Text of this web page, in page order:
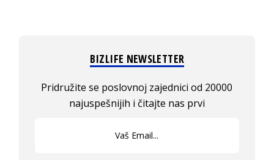
BIZLIFE NEWSLETTER
Pridružite se poslovnoj zajednici od 20000
najuspešnijih i čitajte nas prvi